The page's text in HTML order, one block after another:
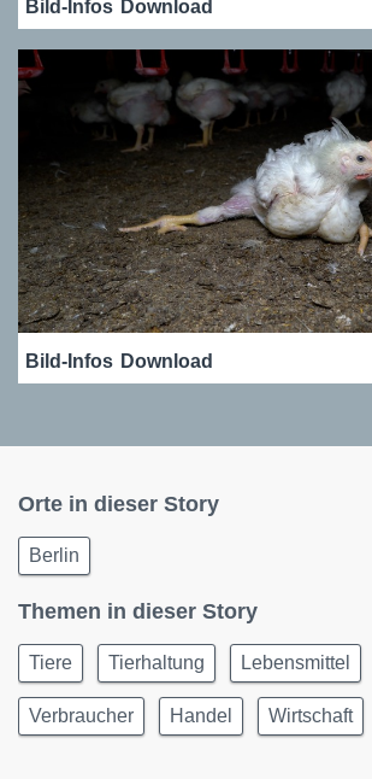
Bild-Infos Download
Bild-Infos Download
Orte in dieser Story
Berlin
Themen in dieser Story
Tiere Tierhaltung Lebensmittel
Verbraucher Handel Wirtschaft